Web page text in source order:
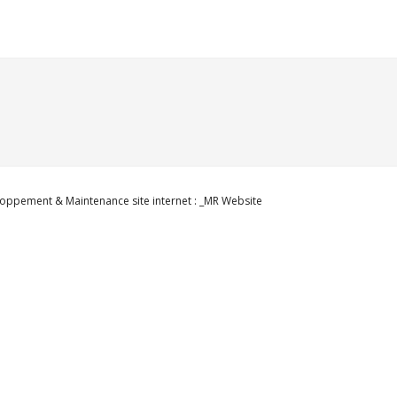
& Maintenance site internet : _MR Website